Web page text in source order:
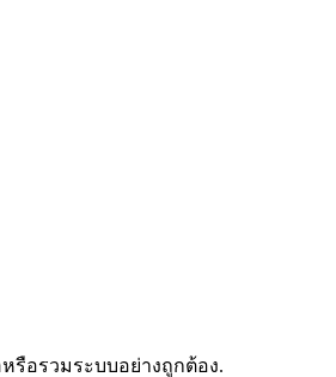
รือรวมระบบอย่างถูกต้อง.